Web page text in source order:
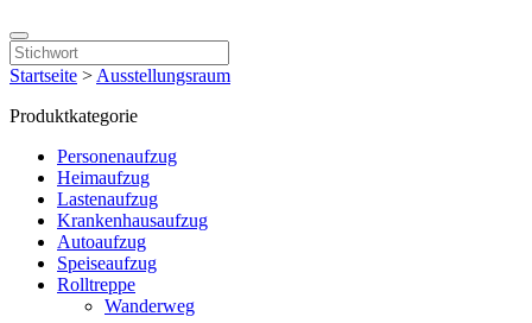
Startseite > Ausstellungsraum
Produktkategorie
Personenaufzug
Heimaufzug
Lastenaufzug
Krankenhausaufzug
Autoaufzug
Speiseaufzug
Rolltreppe
Wanderweg